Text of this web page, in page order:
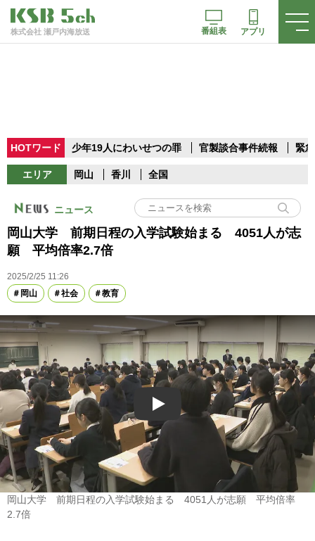
株式会社 瀬戸内海放送 番組表 アプリ
HOTワード 少年19人にわいせつの罪 官製談合事件続報 緊
エリア 岡山 香川 全国
ニュース
岡山大学 前期日程の入学試験始まる 4051人が志
願 平均倍率2.7倍
2025/2/25 11:26
岡山
社会 教育
Play
岡山大学 前期日程の入学試験始まる 4051人が志願 平均倍率
2.7倍